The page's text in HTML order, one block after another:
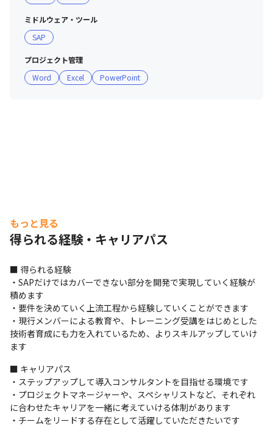
ミドルウェア・ツール
SAP
プロジェクト管理
Word
Excel PowerPoint
もっと見る
得られる経験・キャリアパス
■ 得られる経験
・SAPだけではカバーできない部分を開発で実現していく経験が
積めます
・要件を決めていく上流工程から経験していくことができます
・現行メンバーによる教育や、トレーニング受講をはじめとした
技術者育成にも力を入れているため、よりスキルアップしていけ
ます
■ キャリアパス
・ステップアップして導入コンサルタントを目指せる環境です
・プロジェクトマネージャーや、スペシャリストなど、それぞれ
に合わせたキャリアを一緒に考えていける体制があります
・チームをリードする存在として活躍していただきたいです